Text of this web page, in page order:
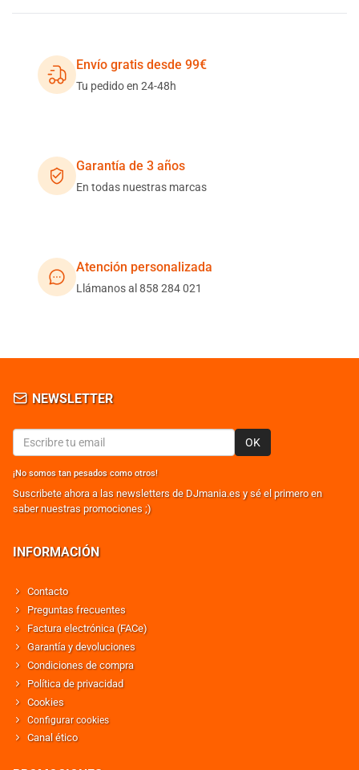
Envío gratis desde 99€
Tu pedido en 24-48h
Garantía de 3 años
En todas nuestras marcas
Atención personalizada
Llámanos al 858 284 021
NEWSLETTER
OK
¡No somos tan pesados como otros!
Suscribete ahora a las newsletters de DJmania.es y sé el primero en
saber nuestras promociones ;)
INFORMACIÓN
Contacto
Preguntas frecuentes
Factura electrónica (FACe)
Garantía y devoluciones
Condiciones de compra
Política de privacidad
Cookies
Configurar cookies
Canal ético